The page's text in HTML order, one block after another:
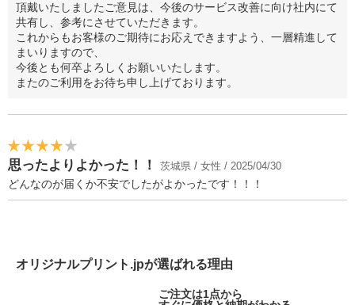
頂戴いたしましたご意見は、今後のサービス改善に向け社内にて
共有し、参考にさせていただきます。
これからもお客様のご期待にお応えできますよう、一層精進して
まいりますので、
今後とも何卒よろしくお願いいたします。
またのご利用をお待ち申し上げております。
思ったよりよかった！！ 茨城県 / 女性 / 2025/04/30
どんなのが届くか不安でしたがよかったです！！！
オリジナルプリント.jpが選ばれる理由
ご注文は1点から